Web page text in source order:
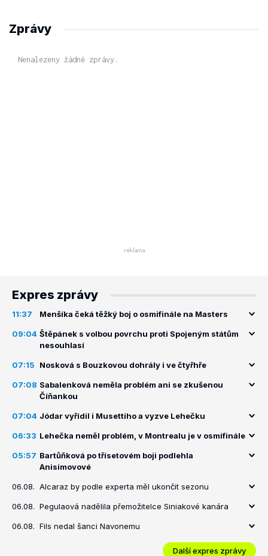
Zprávy
Nenalezeny žádné zprávy.
Expres zprávy
11:37 Menšíka čeká těžký boj o osmifinále na Masters
09:04 Štěpánek s volbou povrchu proti Spojeným státům
nesouhlasí
07:15 Nosková s Bouzkovou dohrály i ve čtyřhře
07:08 Sabalenková neměla problém ani se zkušenou
Číňankou
07:04 Jódar vyřídil i Musettiho a vyzve Lehečku
06:33 Lehečka neměl problém, v Montrealu je v osmifinále
05:57 Bartůňková po třísetovém boji podlehla
Anisimovové
06.08. Alcaraz by podle experta měl ukončit sezonu
06.08. Pegulaová nadělila přemožitelce Siniakové kanára
06.08. Fils nedal šanci Navonemu
Další expres zprávy